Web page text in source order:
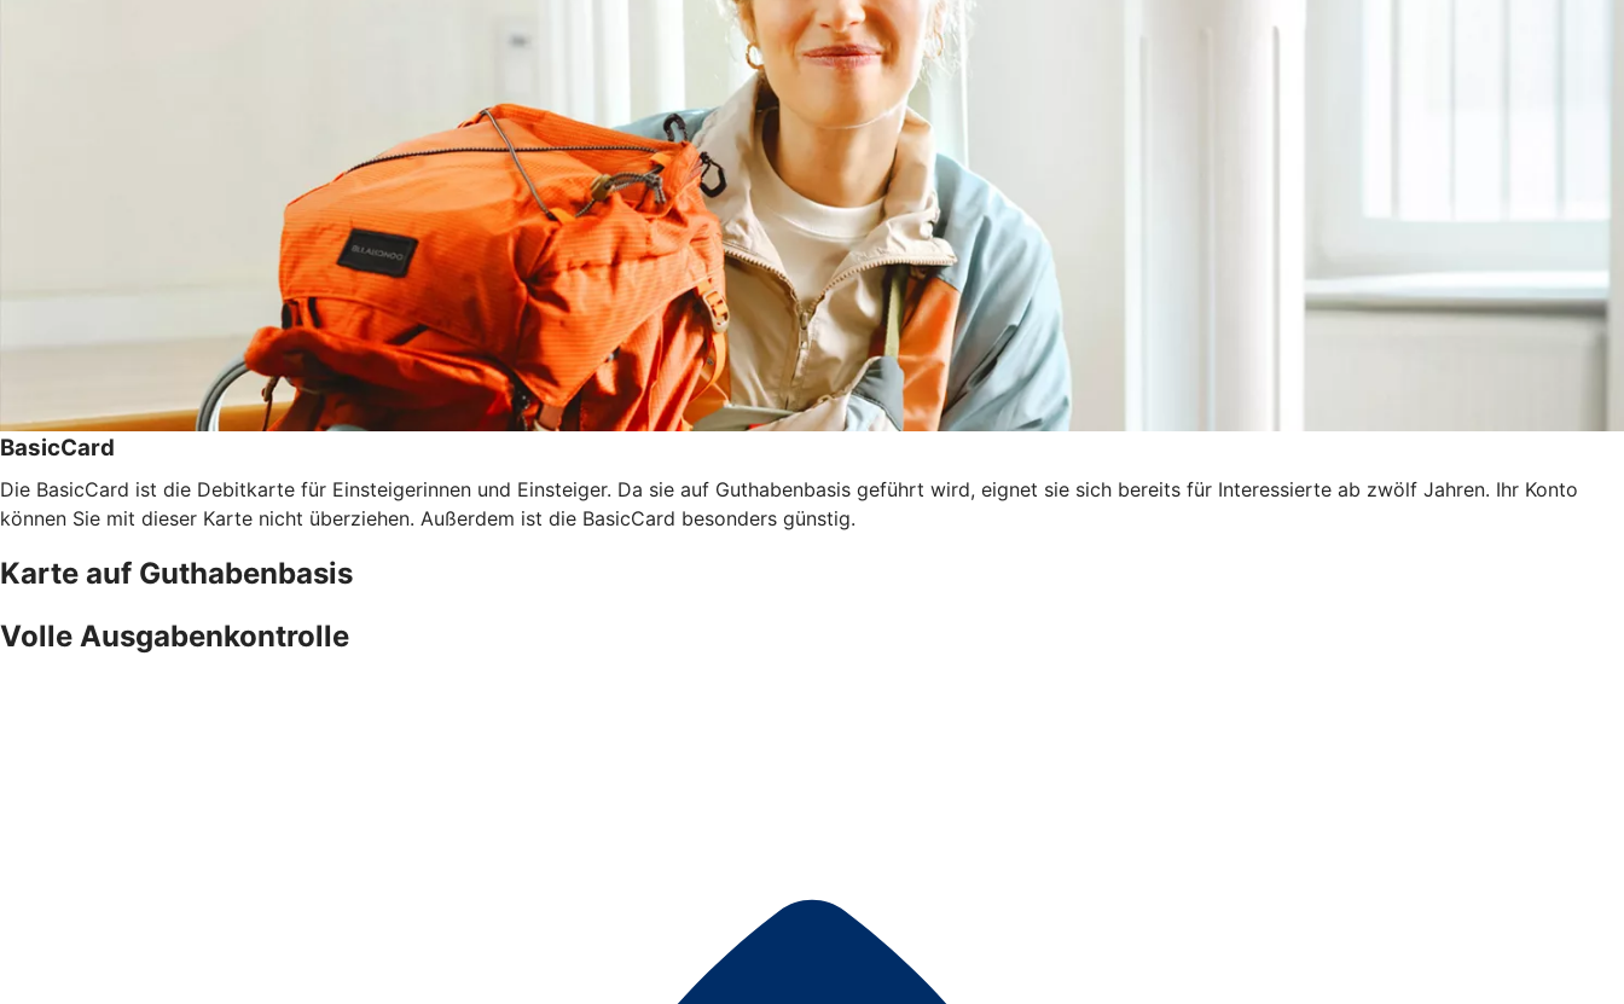
BasicCard
Die BasicCard ist die Debitkarte für Einsteigerinnen und Einsteiger. Da sie auf Guthabenbasis geführt wird, eignet sie sich bereits für Interessierte ab zwölf Jahren. Ihr Konto
können Sie mit dieser Karte nicht überziehen. Außerdem ist die BasicCard besonders günstig.
Karte auf Guthabenbasis
Volle Ausgabenkontrolle